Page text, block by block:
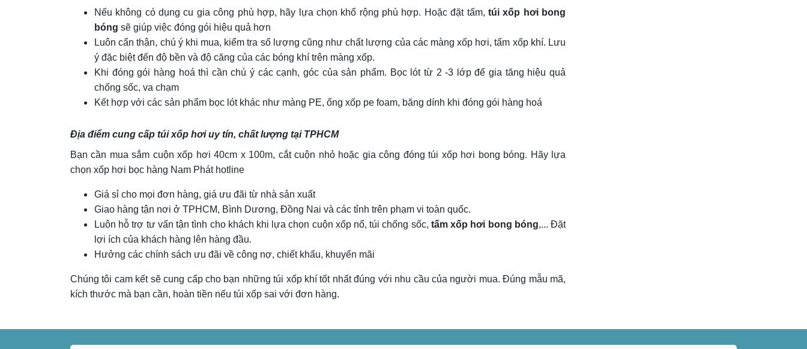
Nếu không có dụng cu gia công phù hợp, hãy lựa chọn khổ rộng phù hợp. Hoặc đặt tấm, túi xốp hơi bong
bóng sẽ giúp việc đóng gói hiệu quả hơn
Luôn cẩn thận, chú ý khi mua, kiểm tra số lượng cũng như chất lượng của các màng xốp hơi, tấm xốp khí. Lưu
ý đặc biệt đến độ bền và độ căng của các bóng khí trên màng xốp.
Khi đóng gói hàng hoá thì cần chú ý các cạnh, góc của sản phẩm. Bọc lót từ 2 -3 lớp để gia tăng hiệu quả
chống sốc, va chạm
Kết hợp với các sản phẩm bọc lót khác như màng PE, ống xốp pe foam, băng dính khi đóng gói hàng hoá
Địa điểm cung cấp túi xốp hơi uy tín, chất lượng tại TPHCM
Bạn cần mua sắm cuộn xốp hơi 40cm x 100m, cắt cuộn nhỏ hoặc gia công đóng túi xốp hơi bong bóng. Hãy lựa
chọn xốp hơi bọc hàng Nam Phát hotline
Giá sỉ cho mọi đơn hàng, giá ưu đãi từ nhà sản xuất
Giao hàng tận nơi ở TPHCM, Bình Dương, Đồng Nai và các tỉnh trên phạm vi toàn quốc.
Luôn hỗ trợ tư vấn tận tình cho khách khi lựa chọn cuộn xốp nổ, túi chống sốc, tấm xốp hơi bong bóng,... Đặt
lợi ích của khách hàng lên hàng đầu.
Hưởng các chính sách ưu đãi về công nợ, chiết khấu, khuyến mãi
Chúng tôi cam kết sẽ cung cấp cho bạn những túi xốp khí tốt nhất đúng với nhu cầu của người mua. Đúng mẫu mã,
kích thước mà bạn cần, hoàn tiền nếu túi xốp sai với đơn hàng.